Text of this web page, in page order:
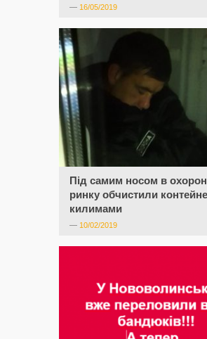
— 16/05/2019
Під самим носом в
ринку обчистили
килимами
— 10/02/2019